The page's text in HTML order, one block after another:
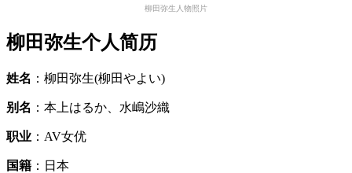
柳田弥生人物照片
柳田弥生个人简历
姓名 ：柳田弥生(柳田やよい)
别名 ：本上はるか、水嶋沙織
职业 ：AV女优
国籍 ：日本